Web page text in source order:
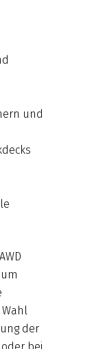
und
der
bei